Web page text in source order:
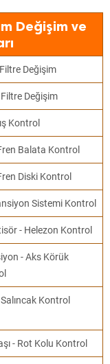
Değişim ve
Değişim
Değişim
Kontrol
Balata Kontrol
Diski Kontrol
Sistemi Kontrol
- Helezon Kontrol
- Aks Körük
Kontrol
- Rot Kolu Kontrol